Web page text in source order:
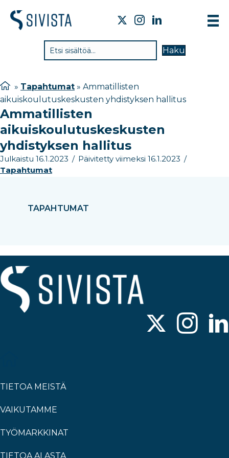
Haku
TAPAHTUMAT
» Tapahtumat » Ammatillisten
aikuiskoulutuskeskusten yhdistyksen hallitus
Ammatillisten
aikuiskoulutuskeskusten
yhdistyksen hallitus
Julkaistu 16.1.2023 / Päivitetty viimeksi 16.1.2023 /
Tapahtumat
TIETOA MEISTÄ
VAIKUTAMME
TYÖMARKKINAT
TIETOA ALASTA